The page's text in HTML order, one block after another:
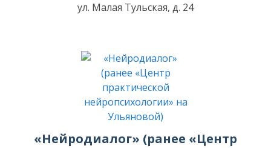
ул. Малая Тульская, д. 24
«Нейродиалог» (ранее «Центр